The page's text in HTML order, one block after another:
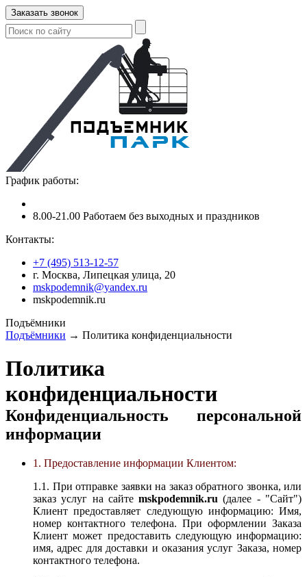
Заказать звонок
График работы:
8.00-21.00 Работаем без выходных и праздников
Контакты:
+7 (495) 513-12-57
г. Москва, Липецкая улица, 20
mskpodemnik@yandex.ru
mskpodemnik.ru
Подъёмники
Подъёмники → Политика конфиденциальности
Политика
конфиденциальности
Конфиденциальность персональной
информации
1. Предоставление информации Клиентом:
1.1. При отправке заявки на заказ обратного звонка, или
заказ услуг на сайтеmskpodemnik.ru (далее - "Сайт")
Клиент предоставляет следующую информацию: Имя,
номер контактного телефона. При оформлении Заказа
Клиент может предоставить следующую информацию:
имя, адрес для доставки и оказания услуг Заказа, номер
контактного телефона.